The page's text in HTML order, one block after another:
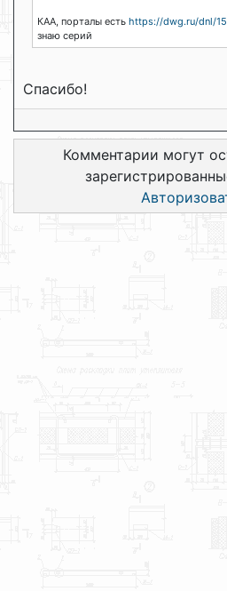
КАА, порталы есть https://dwg.ru/dnl/
знаю серий
Спасибо!
Комментарии могут